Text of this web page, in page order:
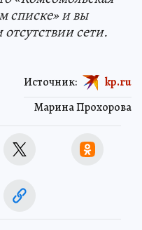
списке» и вы
сети.
Марина Прохорова
Источник: kp.ru